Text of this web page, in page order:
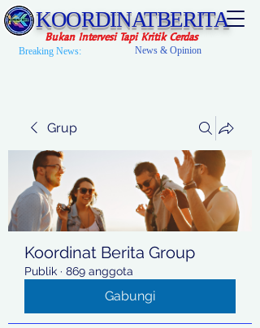
KOORDINATBERITA
Bukan Intervesi Tapi Kritik Cerdas
Breaking News: News & Opinion
Grup
Koordinat Berita Group
Publik · 869 anggota
Gabungi